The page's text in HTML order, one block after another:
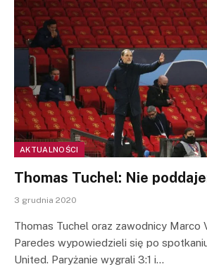
AKTUALNOŚCI
Thomas Tuchel: Nie
3 grudnia 2020
Thomas Tuchel oraz zawodnicy Marco
Paredes wypowiedzieli się po
United. Paryżanie wygrali 3:1 i…